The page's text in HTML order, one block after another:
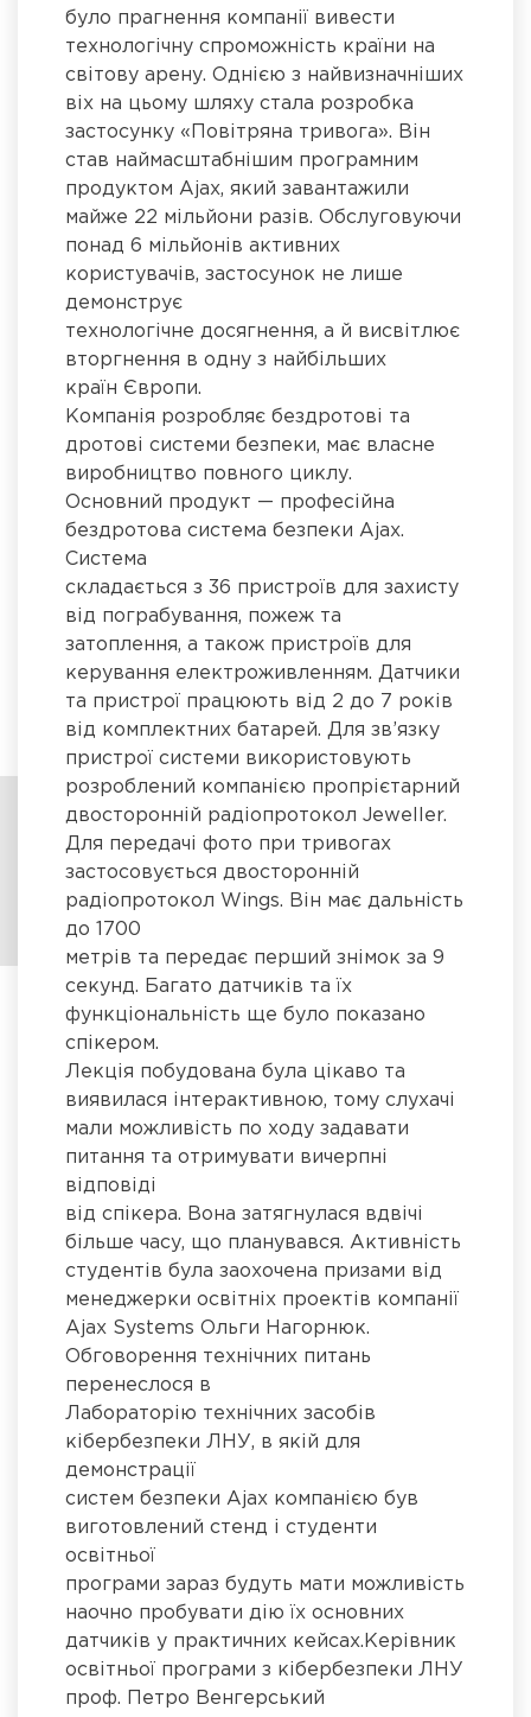
було прагнення компанії вивести
технологічну спроможність країни на
світову арену. Однією з найвизначніших
віх на цьому шляху стала розробка
застосунку «Повітряна тривога». Він
став наймасштабнішим програмним
продуктом Ajax, який завантажили
майже 22 мільйони разів. Обслуговуючи
понад 6 мільйонів активних
користувачів, застосунок не лише
демонструє
технологічне досягнення, а й висвітлює
вторгнення в одну з найбільших
країн Європи.
Компанія розробляє бездротові та
дротові системи безпеки, має власне
виробництво повного циклу.
Основний продукт — професійна
бездротова система безпеки Ajax.
Система
складається з 36 пристроїв для захисту
від пограбування, пожеж та
затоплення, а також пристроїв для
керування електроживленням. Датчики
та пристрої працюють від 2 до 7 років
від комплектних батарей. Для зв’язку
пристрої системи використовують
розроблений компанією пропрієтарний
двосторонній радіопротокол Jeweller.
Для передачі фото при тривогах
застосовується двосторонній
радіопротокол Wings. Він має дальність
до 1700
метрів та передає перший знімок за 9
секунд. Багато датчиків та їх
функціональність ще було показано
спікером.
Лекція побудована була цікаво та
виявилася інтерактивною, тому слухачі
мали можливість по ходу задавати
питання та отримувати вичерпні
відповіді
від спікера. Вона затягнулася вдвічі
більше часу, що планувався. Активність
студентів була заохочена призами від
менеджерки освітніх проектів компанії
Ajax Systems Ольги Нагорнюк.
Обговорення технічних питань
перенеслося в
Лабораторію технічних засобів
кібербезпеки ЛНУ, в якій для
демонстрації
систем безпеки Ajax компанією був
виготовлений стенд і студенти
освітньої
програми зараз будуть мати можливість
наочно пробувати дію їх основних
датчиків у практичних кейсах.Керівник
освітньої програми з кібербезпеки ЛНУ
проф. Петро Венгерський